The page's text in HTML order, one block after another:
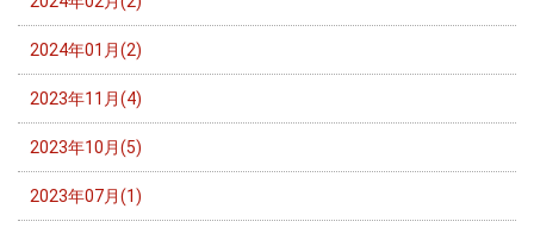
2024年01月(2)
2023年11月(4)
2023年10月(5)
2023年07月(1)